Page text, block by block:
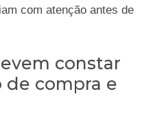
com atenção antes de
constar
compra e